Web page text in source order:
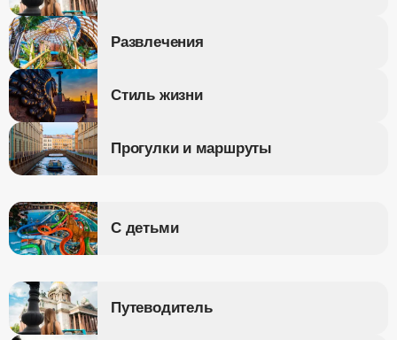
Развлечения
Стиль жизни
Прогулки и маршруты
С детьми
Путеводитель